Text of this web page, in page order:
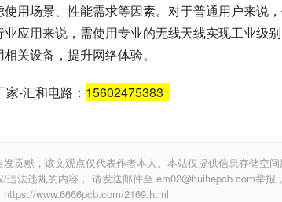
用场景、性能需求等因素。对于普通用户来说
业应用来说，需使用专业的无线天线实现工业级
关设备，提升网络体验。
-汇和电路： 15602475383
贡献，该文观点仅代表作者本人。本站仅提供信息存储空
违法违规的内容， 请发送邮件至 em02@huihepcb.com举报
www.6666pcb.com/2169.html